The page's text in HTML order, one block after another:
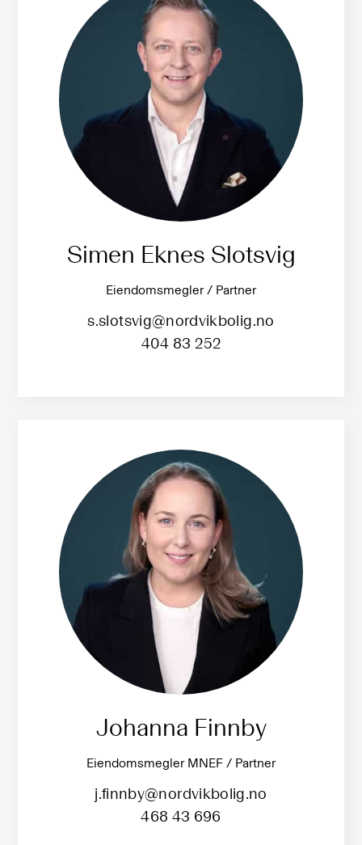
Simen Eknes Slotsvig
Eiendomsmegler / Partner
s.slotsvig@nordvikbolig.no
404 83 252
Johanna Finnby
Eiendomsmegler MNEF / Partner
j.finnby@nordvikbolig.no
468 43 696